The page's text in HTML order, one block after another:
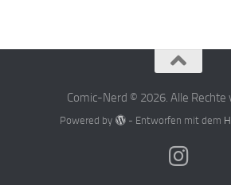
Comic-Nerd © 2026. Alle Rechte
Powered by - Entworfen mit dem